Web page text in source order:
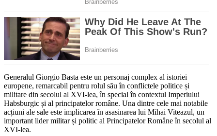
Generalul Giorgio Basta este un personaj complex al istoriei
europene, remarcabil pentru rolul său în conflictele politice și
militare din secolul al XVI-lea, în special în contextul Imperiului
Habsburgic și al principatelor române. Una dintre cele mai notabile
acțiuni ale sale este implicarea în asasinarea lui Mihai Viteazul, un
important lider militar și politic al Principatelor Române în secolul al
XVI-lea.